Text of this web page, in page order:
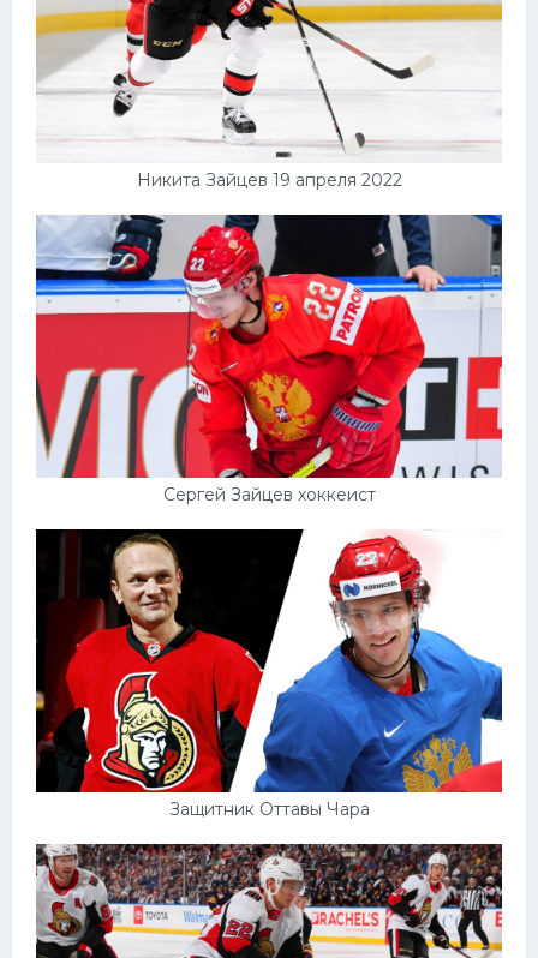
Никита Зайцев 19 апреля 2022
Сергей Зайцев хоккеист
Защитник Оттавы Чара